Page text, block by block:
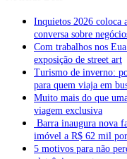
Inquietos 2026 coloca
conversa sobre
Com trabalhos nos
exposição de street art
Turismo de inverno:
para quem viaja em
Muito mais do que
viagem exclusiva
Barra inaugura nova
imóvel a R$ 62 mil
5 motivos para não